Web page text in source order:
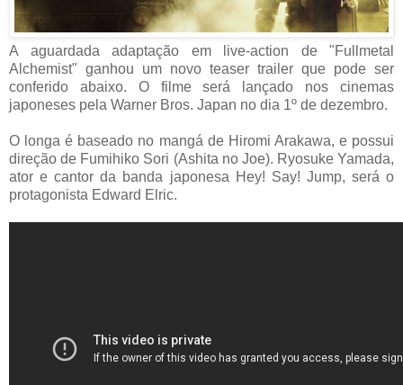
A aguardada adaptação em live-action de "Fullmetal
Alchemist" ganhou um novo teaser trailer que pode ser
conferido abaixo. O filme será lançado nos cinemas
japoneses pela Warner Bros. Japan no dia 1º de dezembro.
O longa é baseado no mangá de Hiromi Arakawa, e possui
direção de Fumihiko Sori (Ashita no Joe). Ryosuke Yamada,
ator e cantor da banda japonesa Hey! Say! Jump, será o
protagonista Edward Elric.